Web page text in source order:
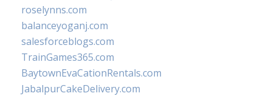
roselynns.com
balanceyoganj.com
salesforceblogs.com
TrainGames365.com
BaytownEvaCationRentals.com
JabalpurCakeDelivery.com